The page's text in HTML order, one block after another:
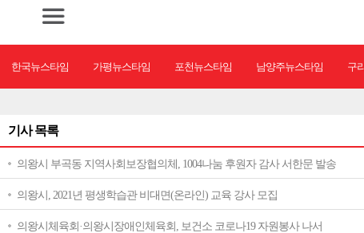
한국뉴스타임 가평뉴스타임 포천뉴스타임 남양주뉴스타임 구
기사 목록
의왕시 부곡동 지역사회보장협의체, 1004나눔 후원자 감사 서한문 발송
의왕시, 2021년 평생학습관 비대면(온라인) 교육 강사 모집
의왕시체육회·의왕시장애인체육회, 보건소 코로나19 자원봉사 나서